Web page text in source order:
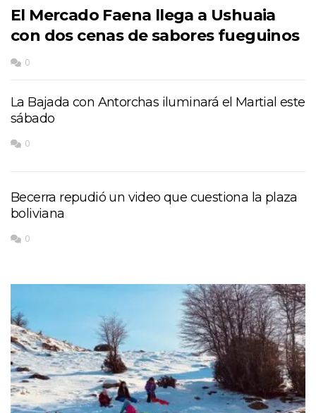
El Mercado Faena llega a Ushuaia
con dos cenas de sabores fueguinos
0
La Bajada con Antorchas iluminará el Martial este
sábado
0
Becerra repudió un video que cuestiona la plaza
boliviana
0